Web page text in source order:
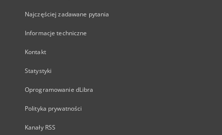
Najczęściej zadawane pytania
Informacje techniczne
Kontakt
Statystyki
Oprogramowanie dLibra
Polityka prywatności
Kanały RSS